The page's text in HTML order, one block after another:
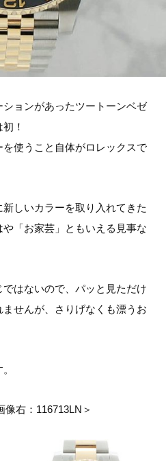
ョンがあったツートーンベゼ
！
使うこと自体がロレックスで
しいカラーを取り入れてきた
「お家芸」ともいえる見事な
はないので、パッと見ただけ
せんが、さりげなくも漂うお
右：116713LN＞